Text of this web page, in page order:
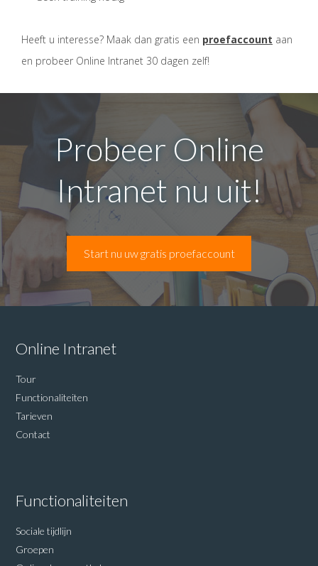
Heeft u interesse? Maak dan gratis een proefaccount aan
en probeer Online Intranet 30 dagen zelf!
Probeer Online
Intranet nu uit!
Start nu uw gratis proefaccount
Online Intranet
Tour
Functionaliteiten
Tarieven
Contact
Functionaliteiten
Sociale tijdlijn
Groepen